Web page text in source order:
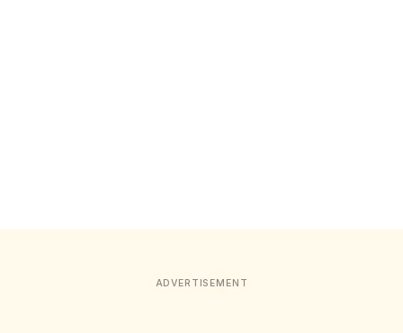
ADVERTISEMENT